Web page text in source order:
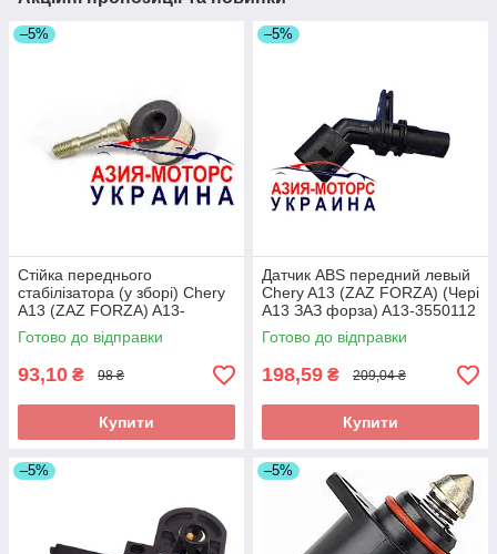
–5%
Стійка переднього
стабілізатора (у зборі) Chery
A13 (ZAZ FORZA) A13-
2906020
Готово до відправки
93,10 ₴ 98 ₴
Купити
–5%
Датчик ABS передний левый
Chery A13 (ZAZ FORZA) (Чері
А13 ЗАЗ форза) A13-3550112
Готово до відправки
198,59 ₴ 209,04 ₴
Купити
–5% –5%